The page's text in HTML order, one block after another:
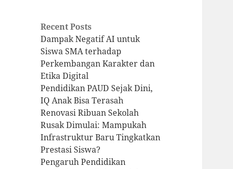
Recent Posts
Dampak Negatif AI untuk
Siswa SMA terhadap
Perkembangan Karakter dan
Etika Digital
Pendidikan PAUD Sejak Dini,
IQ Anak Bisa Terasah
Renovasi Ribuan Sekolah
Rusak Dimulai: Mampukah
Infrastruktur Baru Tingkatkan
Prestasi Siswa?
Pengaruh Pendidikan